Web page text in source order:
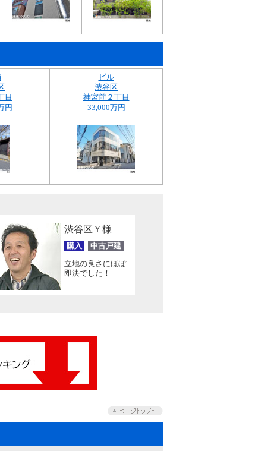
目
円
ビル
渋谷区
神宮前２丁目
33,000万円
渋谷区Ｙ様
購入 中古戸建
立地の良さにほぼ
即決でした！